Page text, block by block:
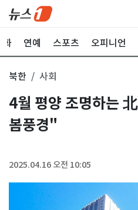
화 연예 스포츠 오피니언
북한 사회
4월 평양 조명하는
봄풍경"
2025.04.16 오전 10:05